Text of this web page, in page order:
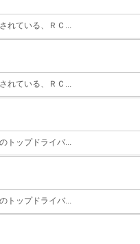
れている、ＲＣ...
れている、ＲＣ...
トップドライバ...
トップドライバ...